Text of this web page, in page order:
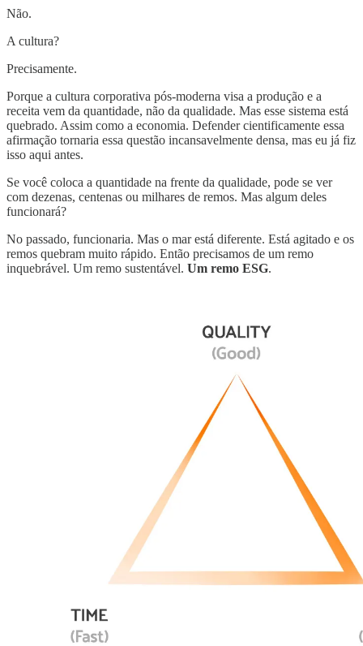
Não.
A cultura?
Precisamente.
Porque a cultura corporativa pós-moderna visa a produção e a
receita vem da quantidade, não da qualidade. Mas esse sistema está
quebrado. Assim como a economia. Defender cientificamente essa
afirmação tornaria essa questão incansavelmente densa, mas eu já fiz
isso aqui antes.
Se você coloca a quantidade na frente da qualidade, pode se ver
com dezenas, centenas ou milhares de remos. Mas algum deles
funcionará?
No passado, funcionaria. Mas o mar está diferente. Está agitado e os
remos quebram muito rápido. Então precisamos de um remo
inquebrável. Um remo sustentável. Um remo ESG.